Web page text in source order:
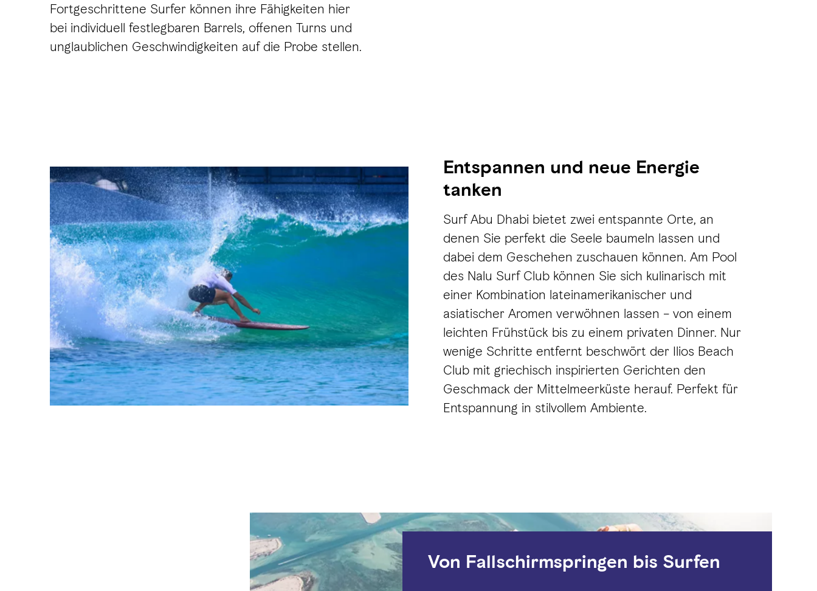
Fortgeschrittene Surfer können ihre Fähigkeiten hier
bei individuell festlegbaren Barrels, offenen Turns und
unglaublichen Geschwindigkeiten auf die Probe stellen.
Entspannen und neue Energie
tanken
Surf Abu Dhabi bietet zwei entspannte Orte, an
denen Sie perfekt die Seele baumeln lassen und
dabei dem Geschehen zuschauen können. Am Pool
des Nalu Surf Club können Sie sich kulinarisch mit
einer Kombination lateinamerikanischer und
asiatischer Aromen verwöhnen lassen – von einem
leichten Frühstück bis zu einem privaten Dinner. Nur
wenige Schritte entfernt beschwört der Ilios Beach
Club mit griechisch inspirierten Gerichten den
Geschmack der Mittelmeerküste herauf. Perfekt für
Entspannung in stilvollem Ambiente.
Von Fallschirmspringen bis Surfen